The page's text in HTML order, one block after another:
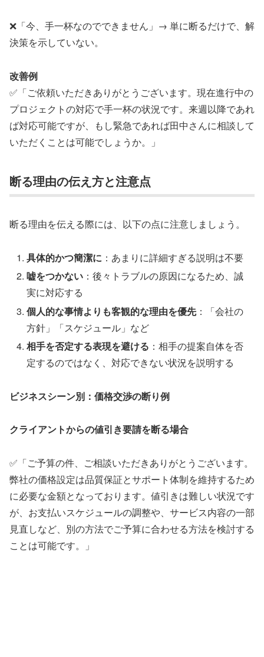
❌「今、手一杯なのでできません」→ 単に断るだけで、解
決策を示していない。
改善例
✅「ご依頼いただきありがとうございます。現在進行中の
プロジェクトの対応で手一杯の状況です。来週以降であれ
ば対応可能ですが、もし緊急であれば田中さんに相談して
いただくことは可能でしょうか。」
断る理由の伝え方と注意点
断る理由を伝える際には、以下の点に注意しましょう。
具体的かつ簡潔に ：あまりに詳細すぎる説明は不要
嘘をつかない ：後々トラブルの原因になるため、誠
実に対応する
個人的な事情よりも客観的な理由を優先：「会社の
方針」「スケジュール」など
相手を否定する表現を避ける ：相手の提案自体を否
定するのではなく、対応できない状況を説明する
ビジネスシーン別：価格交渉の断り例
クライアントからの値引き要請を断る場合
✅「ご予算の件、ご相談いただきありがとうございます。
弊社の価格設定は品質保証とサポート体制を維持するため
に必要な金額となっております。値引きは難しい状況です
が、お支払いスケジュールの調整や、サービス内容の一部
見直しなど、別の方法でご予算に合わせる方法を検討する
ことは可能です。」